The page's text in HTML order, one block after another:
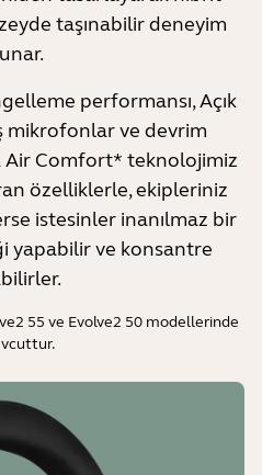
taşınabilir deneyim
performansı, Açık
mikrofonlar ve devrim
Air Comfort* teknolojimiz
özelliklerle, ekipleriniz
istesinler inanılmaz bir
yapabilir ve konsantre
55 ve Evolve2 50 modellerinde